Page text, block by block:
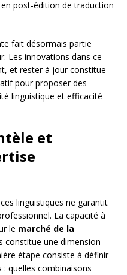
post-édition de traduction
fait désormais partie
Les innovations dans ce
et rester à jour constitue
pour proposer des
linguistique et efficacité
et
linguistiques ne garantit
La capacité à
le marché de la
constitue une dimension
étape consiste à définir
quelles combinaisons